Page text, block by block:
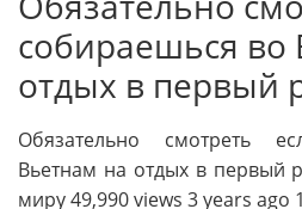
собираешься во
отдых в первый
Обязательно смотреть
Вьетнам на отдых в первый
миру 49,990 views 3 years ago